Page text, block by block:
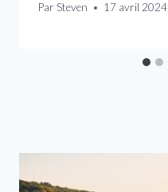
Par Steven 17 avril 2024